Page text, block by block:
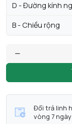
D - Đường kính
B - Chiều rộng
Đổi trả linh
vòng 7 ngày